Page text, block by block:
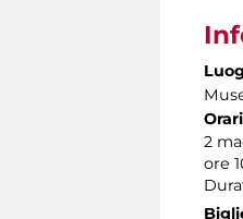
2
ore